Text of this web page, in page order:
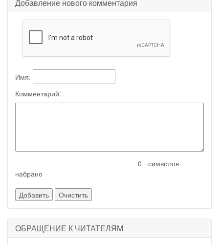
Добавление нового комментария
Имя:
Комментарий:
символов
набрано
ОБРАЩЕНИЕ К ЧИТАТЕЛЯМ